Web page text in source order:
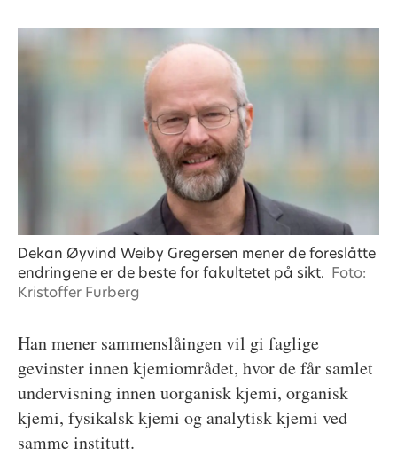
Dekan Øyvind Weiby Gregersen mener de foreslåtte
endringene er de beste for fakultetet på sikt. Foto:
Kristoffer Furberg
Han mener sammenslåingen vil gi faglige
gevinster innen kjemiområdet, hvor de får samlet
undervisning innen uorganisk kjemi, organisk
kjemi, fysikalsk kjemi og analytisk kjemi ved
samme institutt.